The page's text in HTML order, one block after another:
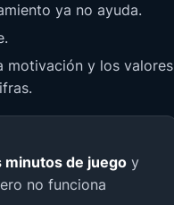
ya no ayuda.
motivación y los valores
minutos de juego y
no funciona